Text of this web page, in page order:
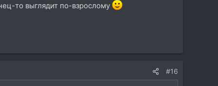
то выглядит по-взрослому
#16